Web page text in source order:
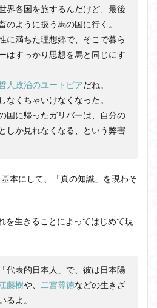
界各国を旅するんだけど、最後
のように扱う馬の国に行く。
に満ちた理想郷で、そこで暮ら
はすっかり思想を馬と同じにす
人政治のユートピアだね。
なくちゃいけなくなった。
国に帰ったガリバーは、自分の
しか見れなくなる、という弊害
本にして、「真の知識」を現わそ
を生きることによってはじめて現
代表的日本人」で、彼は日本陽
藤樹や、 二宮尊徳などの生きざ
るよ。